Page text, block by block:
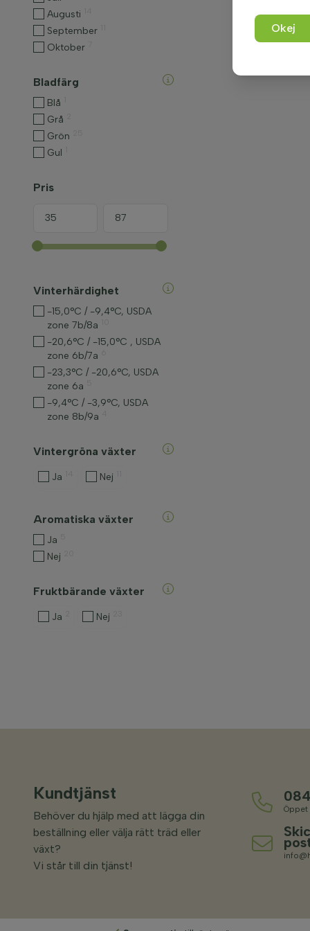
Augusti
September
Oktober
Bladfärg
Blå
Grå
Grön
Gul
Pris
Vinterhärdighet
-15,0°C / -9,4°C, USDA
zone 7b/8a
-20,6°C / -15,0°C , USDA
zone 6b/7a
-23,3°C / -20,6°C, USDA
zone 6a
-9,4°C / -3,9°C, USDA
zone 8b/9a
Vintergröna växter
Ja Nej
Aromatiska växter
Ja
Nej
Fruktbärande växter
Ja Nej
Kundtjänst
Behöver du hjälp med att lägga din
beställning eller välja rätt träd eller
växt?
Vi står till din tjänst!
Öppet
Okej